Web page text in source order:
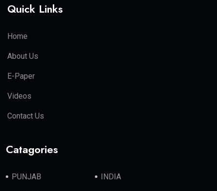
Quick Links
Home
About Us
E-Paper
Videos
Contact Us
Catagories
PUNJAB INDIA